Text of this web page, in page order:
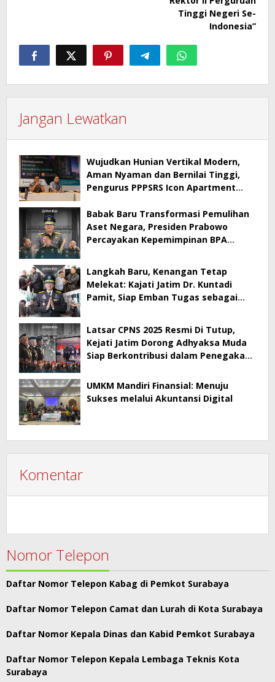
Tinggi Negeri Se-
Indonesia”
Jangan Lewatkan
Wujudkan Hunian Vertikal Modern,
Aman Nyaman dan Bernilai Tinggi,
Pengurus PPPSRS Icon Apartment
Apps
Babak Baru Transformasi Pemulihan
Aset Negara, Presiden Prabowo
Percayakan Kepemimpinan BPA
Langkah Baru, Kenangan Tetap
Melekat: Kajati Jatim Dr. Kuntadi
Pamit, Siap Emban Tugas sebagai
Latsar CPNS 2025 Resmi Di Tutup,
Kejati Jatim Dorong Adhyaksa Muda
Siap Berkontribusi dalam Penegakan
UMKM Mandiri Finansial: Menuju
Sukses melalui Akuntansi Digital
Komentar
Nomor Telepon
Daftar Nomor Telepon Kabag di Pemkot Surabaya
Daftar Nomor Telepon Camat dan Lurah di Kota Surabaya
Daftar Nomor Kepala Dinas dan Kabid Pemkot Surabaya
Daftar Nomor Telepon Kepala Lembaga Teknis Kota
Surabaya